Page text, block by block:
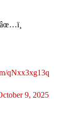
qNxx3xg13q
9, 2025